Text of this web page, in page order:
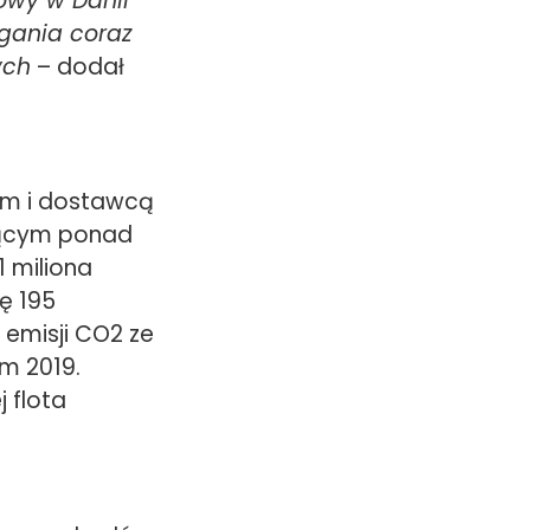
coraz
– dodał
i dostawcą
ponad
miliona
195
CO2 ze
2019.
flota